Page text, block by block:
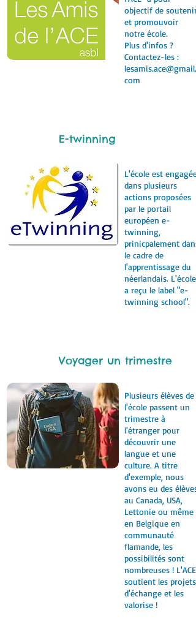
objectif de soutenir
et promouvoir
notre école.
Plus d'infos ?
Contactez-les :
lesamis.ace@gmail.
com
E-twinning
L'école est engagée
dans plusieurs
actions proposées
par le portail
européen e-
twinning,
prinicpalement dans
le cadre de
l'apprentissage du
néerlandais. L'école
a reçu le label "e-
twinning school".
Voyager un trimestre
Plusieurs élèves de
l'école passent un
trimestre à
l'étranger pour
découvrir une
langue et une
culture. A titre
d'exemple, nous
avons eu des élèves
au Canada, USA,
Lettonie ou même
en Belgique en
communauté
flamande, les
possibilités sont
nombreuses ! L'ACE
soutient les projets
d'échange et les
valorise !